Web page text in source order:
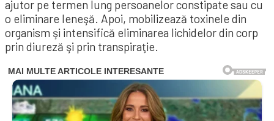
ajutor pe termen lung persoanelor constipate sau cu
o eliminare leneşă. Apoi, mobilizează toxinele din
organism şi intensifică eliminarea lichidelor din corp
prin diureză şi prin transpiraţie.